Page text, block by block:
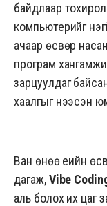
байдлаар
компьютерийг
ачаар өсвөр
програм
зарцуулдаг
хаалгыг нээсэн
Ван өнөө үеийн
дагаж,Vibe
аль болох их цаг